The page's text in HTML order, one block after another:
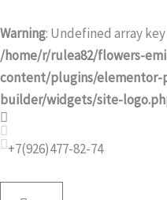
Warning: Undefined array
/home/r/rulea82/flowers-
content/plugins/
builder/widgets/site-
к
содержимому
+7(926)477-82-74
товара
лиловая